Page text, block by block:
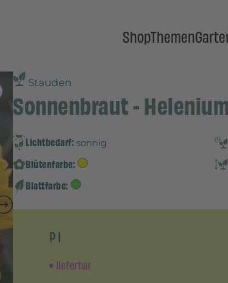
ShopThemen
Stauden
Sonnenbraut -
Lichtbedarf: sonnig
Blütenfarbe:
Blattfarbe:
P 1
lieferbar